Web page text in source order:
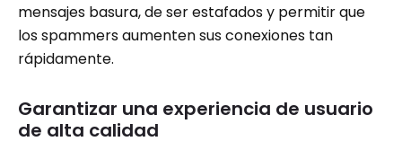
mensajes basura, de ser estafados y permitir que
los spammers aumenten sus conexiones tan
rápidamente.
Garantizar una experiencia de usuario
de alta calidad